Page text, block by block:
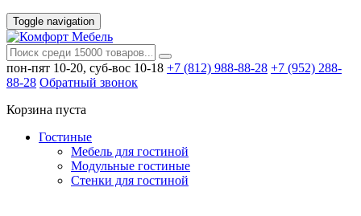
Toggle navigation
пон-пят 10-20, суб-вос 10-18 +7 (812) 988-88-28 +7 (952) 288-
88-28 Обратный звонок
Корзина пуста
Гостиные
Мебель для гостиной
Модульные гостиные
Стенки для гостиной